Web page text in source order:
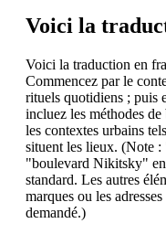
Voici la
Voici la traduction en
Commencez par le
rituels quotidiens ; puis
incluez les méthodes de
les contextes urbains
situent les lieux. (Note
"boulevard Nikitsky"
standard. Les autres
marques ou les
demandé.)